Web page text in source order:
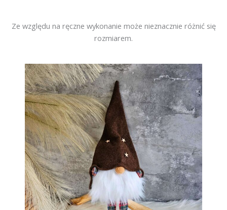
Ze względu na ręczne wykonanie może nieznacznie różnić się
rozmiarem.